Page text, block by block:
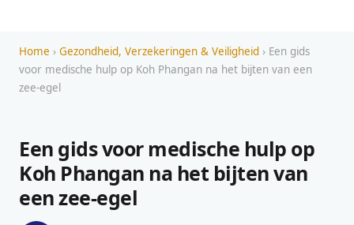
Home › Gezondheid, Verzekeringen & Veiligheid › Een gids
voor medische hulp op Koh Phangan na het bijten van een
zee-egel
Een gids voor medische hulp op
Koh Phangan na het bijten van
een zee-egel